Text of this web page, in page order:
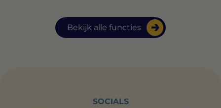
Bekijk alle functies
SOCIALS